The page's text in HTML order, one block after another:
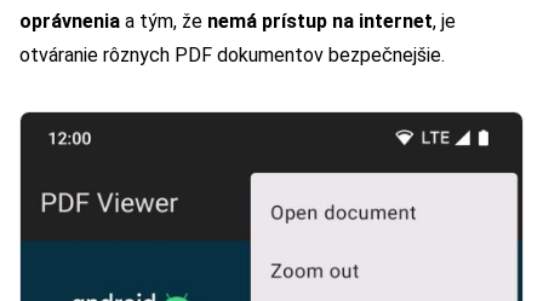
oprávnenia a tým, že nemá prístup na internet, je
otváranie rôznych PDF dokumentov bezpečnejšie.